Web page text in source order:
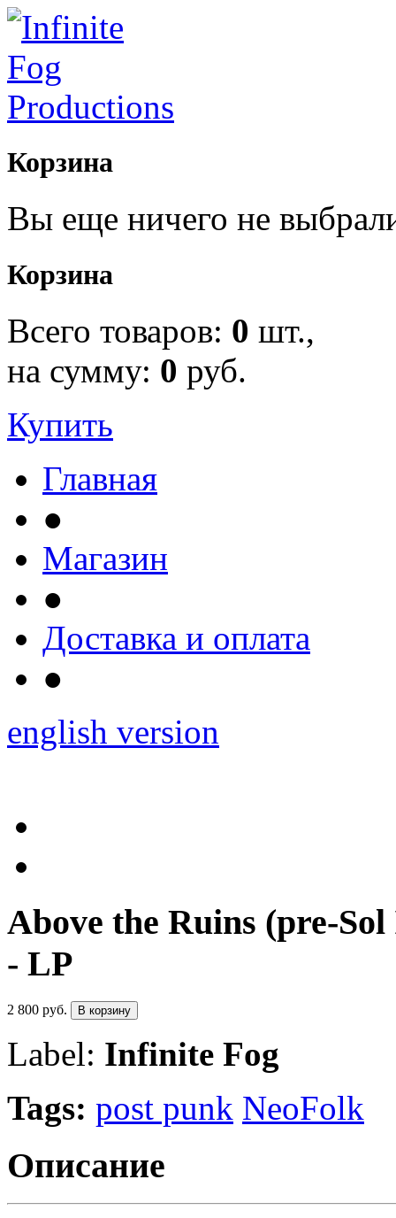
Корзина
Вы еще ничего не
Корзина
Всего товаров: 0 шт.,
на сумму: 0 руб.
Купить
Главная
●
Магазин
●
Доставка и оплата
●
english version
Above the Ruins (pre-
- LP
2 800 руб. В корзину
Label: Infinite Fog
Tags: post punk NeoFolk
Описание